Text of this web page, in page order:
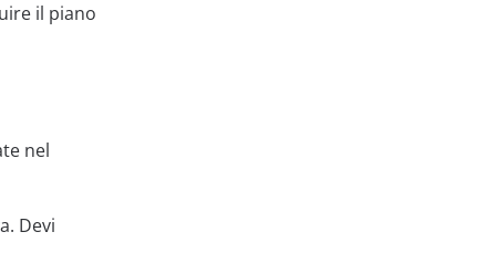
il piano
nel
Devi